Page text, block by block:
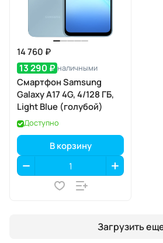
14 760 ₽
13 290 ₽ наличными
Смартфон Samsung
Galaxy A17 4G, 4/128 ГБ,
Light Blue (голубой)
Доступно
В корзину
Загрузить